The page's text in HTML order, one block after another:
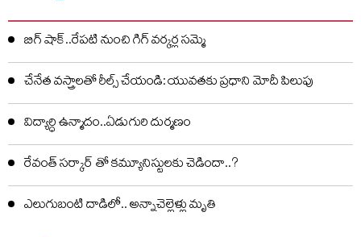
బిగ్ షాక్..రేపటి నుంచి గిగ్ వర్కర్ల సమ్మె
చేనేత వస్త్రాలతో రీల్స్ చేయండి: యువతకు ప్రధాని మోదీ పిలుపు
విద్యార్ధి ఉన్మాదం..ఏడుగురి దుర్మణం
రేవంత్ సర్కార్ తో కమ్యూనిస్టులకు చెడిందా..?
ఎలుగుబంటి దాడిలో.. అన్నాచెల్లెళ్లు మృతి